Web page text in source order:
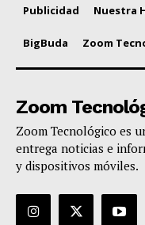
Publicidad Nuestra
BigBuda Zoom
Zoom
Zoom Tecnológico es
entrega noticias e
y dispositivos móviles.